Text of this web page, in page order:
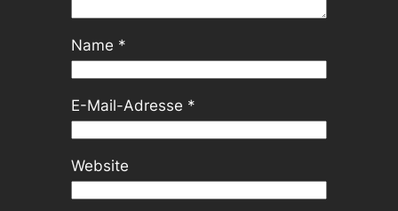
Name *
E-Mail-Adresse *
Website